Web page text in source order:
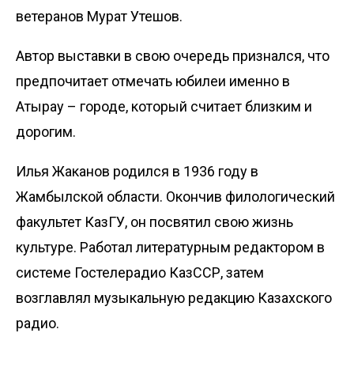
ветеранов Мурат Утешов.
Автор выставки в свою очередь признался, что
предпочитает отмечать юбилеи именно в
Атырау – городе, который считает близким и
дорогим.
Илья Жаканов родился в 1936 году в
Жамбылской области. Окончив филологический
факультет КазГУ, он посвятил свою жизнь
культуре. Работал литературным редактором в
системе Гостелерадио КазССР, затем
возглавлял музыкальную редакцию Казахского
радио.